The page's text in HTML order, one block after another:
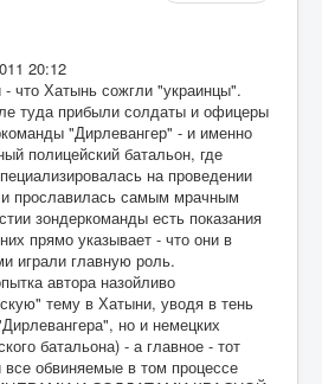
20:12
что Хатынь сожгли "украинцы".
туда прибыли солдаты и офицеры
"Дирлевангер" - и именно
полицейский батальон, где
на проведении
прославилась самым мрачным
зондеркоманды есть показания
прямо указывает - что они в
играли главную роль.
автора назойливо
тему в Хатыни, уводя в тень
но и немецких
батальона) - а главное - тот
все обвиняемые в том процессе